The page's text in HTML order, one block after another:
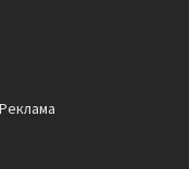
Реклама